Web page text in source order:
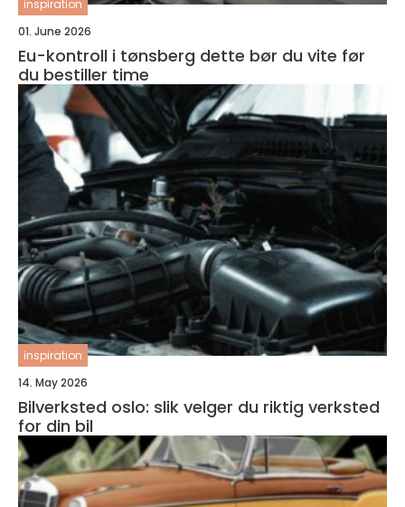
inspiration
01. June 2026
Eu-kontroll i tønsberg dette bør du vite før
du bestiller time
inspiration
14. May 2026
Bilverksted oslo: slik velger du riktig verksted
for din bil